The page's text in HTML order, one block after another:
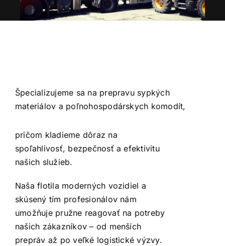
Špecializujeme sa na prepravu sypkých
materiálov a poľnohospodárskych komodít,
pričom kladieme dôraz na
spoľahlivosť, bezpečnosť a efektivitu
našich služieb.
Naša flotila moderných vozidiel a
skúsený tím profesionálov nám
umožňuje pružne reagovať na potreby
našich zákazníkov – od menších
prepráv až po veľké logistické výzvy.